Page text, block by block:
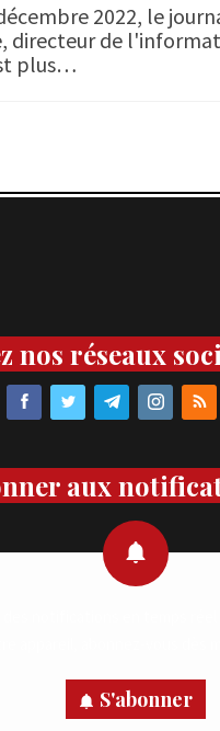
2022, le
directeur de
plus…
nos réseaux
aux
S'abonner